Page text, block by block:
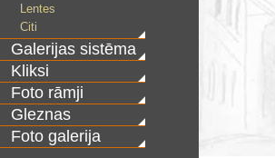
Lentes
Citi
Galerijas sistēma
Kliksi
Foto rāmji
Gleznas
Foto galerija